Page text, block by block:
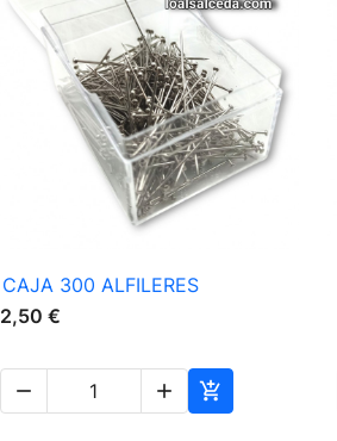
 Vista rápida
CAJA 300 ALFILERES
2,50 €
  